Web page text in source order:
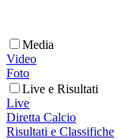
Media
Video
Foto
Live e Risultati
Live
Diretta Calcio
Risultati e Classifiche